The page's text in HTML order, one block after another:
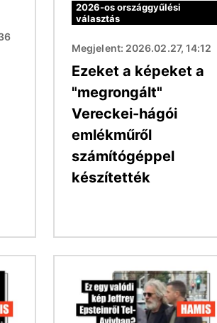
2026-os országgyűlési
választás
Megjelent: 2026.02.27, 14:12
Ezeket a képeket a
"megrongált"
Vereckei-hágói
emlékműről
számítógéppel
készítették